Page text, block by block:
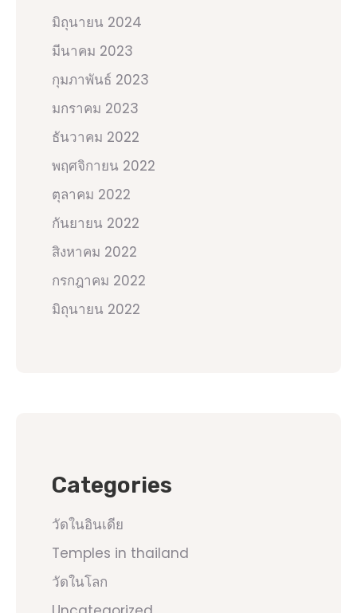
มิถุนายน 2024
มีนาคม 2023
กุมภาพันธ์ 2023
มกราคม 2023
ธันวาคม 2022
พฤศจิกายน 2022
ตุลาคม 2022
กันยายน 2022
สิงหาคม 2022
กรกฎาคม 2022
มิถุนายน 2022
Categories
วัดในอินเดีย
Temples in thailand
วัดในโลก